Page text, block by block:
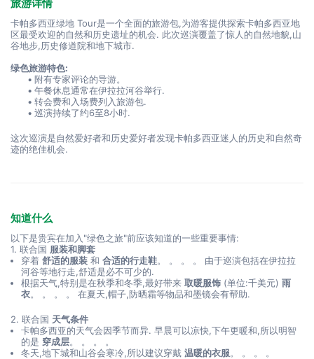
旅游详情
卡帕多西亚绿地 Tour是一个全面的旅游包,为游客提供探索卡帕多西亚地
区最受欢迎的自然和历史遗址的机会. 此次巡演覆盖了惊人的自然地貌,山
谷地步,历史修道院和地下城市.
绿色旅游特色:
附有专家评论的导游。
午餐休息通常在伊拉拉河谷举行.
转会费和入场费列入旅游包.
巡演持续了约6至8小时.
这次巡演是自然爱好者和历史爱好者发现卡帕多西亚迷人的历史和自然奇
迹的绝佳机会.
知道什么
以下是贵宾在加入"绿色之旅"前应该知道的一些重要事情:
1. 联合国 服装和脚套
穿着 舒适的服装 和 合适的行走鞋。 。 。 。 由于巡演包括在伊拉拉
河谷等地行走,舒适是必不可少的.
根据天气,特别是在秋季和冬季,最好带来 取暖服饰 (单位:千美元) 雨
衣。 。 。 。 在夏天,帽子,防晒霜等物品和墨镜会有帮助.
2. 联合国 天气条件
卡帕多西亚的天气会因季节而异. 早晨可以凉快,下午更暖和,所以明智
的是 穿成层。 。 。 。
冬天,地下城和山谷会寒冷,所以建议穿戴 温暖的衣服。 。 。 。